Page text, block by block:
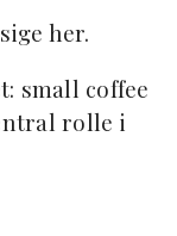
her.
small coffee
rolle i